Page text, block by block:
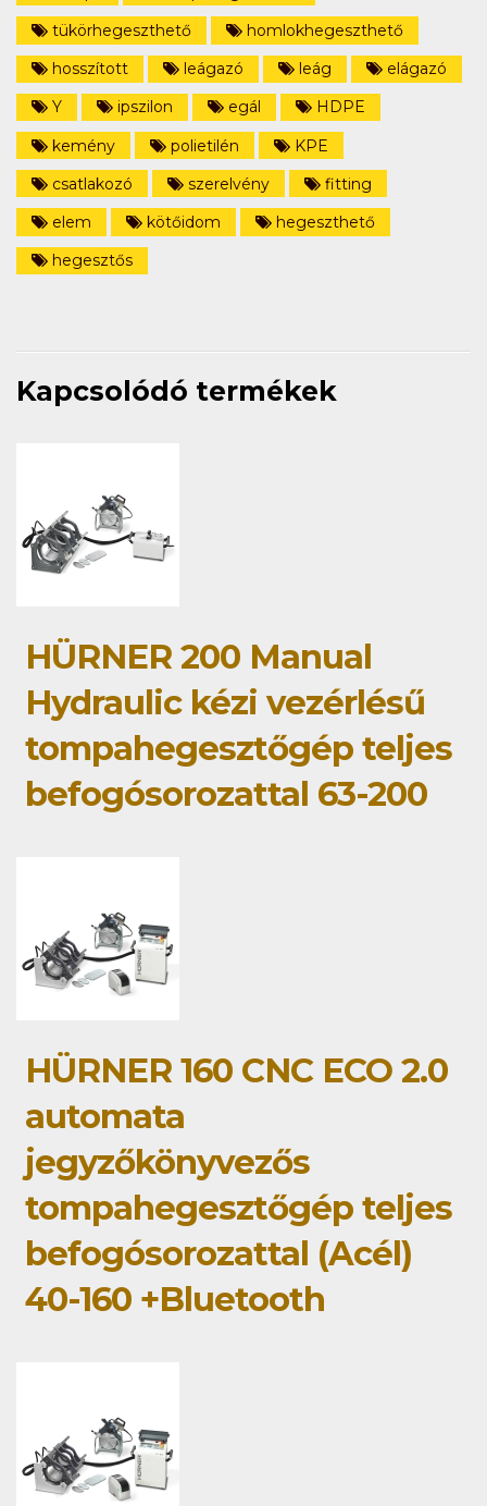
tükörhegeszthető
homlokhegeszthető
hosszított
leágazó leág
elágazó
Y
ipszilon egál
HDPE
kemény
polietilén
KPE
csatlakozó
szerelvény
fitting
elem
kötőidom
hegeszthető
hegesztős
Kapcsolódó termékek
HÜRNER 200 Manual
Hydraulic kézi vezérlésű
tompahegesztőgép teljes
befogósorozattal 63-200
HÜRNER 160 CNC ECO 2.0
automata
jegyzőkönyvezős
tompahegesztőgép teljes
befogósorozattal (Acél)
40-160 +Bluetooth